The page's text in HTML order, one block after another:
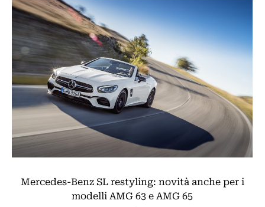
Mercedes-Benz SL restyling: novità anche per i
modelli AMG 63 e AMG 65